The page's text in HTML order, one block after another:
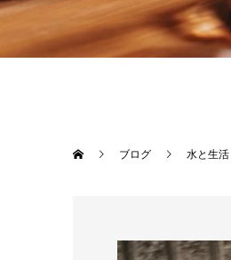
ブログ 水と生活